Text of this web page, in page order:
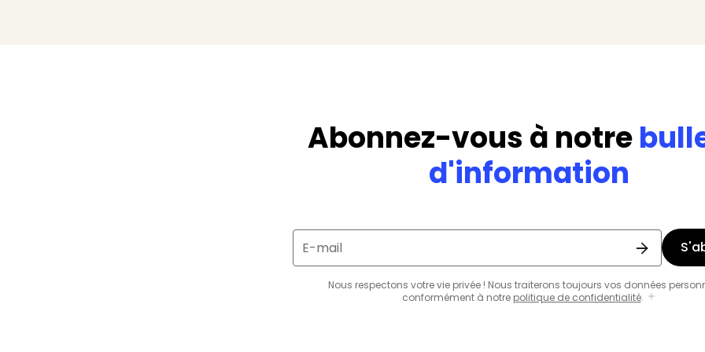
Abonnez-vous à notre
d'information
E-mail
Nous respectons votre vie privée ! Nous traiterons toujours vos données
conformément à notre politique de confidentialité.